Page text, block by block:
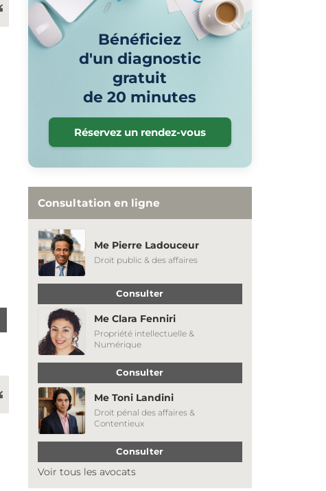
Bénéficiez
d'un diagnostic
gratuit
de 20 minutes
Réservez un rendez-vous
Consultation en ligne
Me Pierre Ladouceur
Droit public & des affaires
Consulter
Me Clara Fenniri
Propriété intellectuelle &
Numérique
Consulter
Me Toni Landini
Droit pénal des affaires &
Contentieux
Consulter
Voir tous les avocats